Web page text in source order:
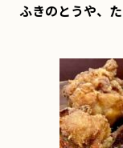
ふきのとうや、